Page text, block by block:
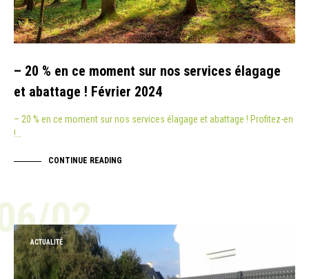
– 20 % en ce moment sur nos services élagage
et abattage ! Février 2024
– 20 % en ce moment sur nos services élagage et abattage ! Profitez-en
!…
CONTINUE READING
02
ACTUALITÉ